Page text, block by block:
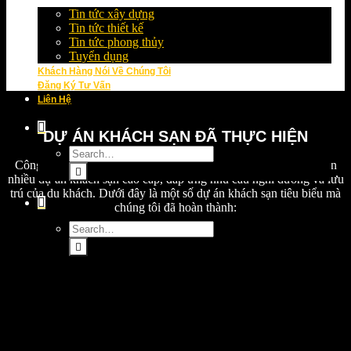
Tin tức xây dựng
Tin tức thiết kế
Tin tức phong thủy
Tuyển dụng
Khách Hàng Nói Về Chúng Tôi
Đăng Ký Tư Vấn
Liên Hệ
DỰ ÁN KHÁCH SẠN ĐÃ THỰC HIỆN
Công Ty TNHH Kiến Trúc Xây Dựng Thịnh Hưng đã thực hiện
nhiều dự án khách sạn cao cấp, đáp ứng nhu cầu nghỉ dưỡng và lưu
trú của du khách. Dưới đây là một số dự án khách sạn tiêu biểu mà
chúng tôi đã hoàn thành: